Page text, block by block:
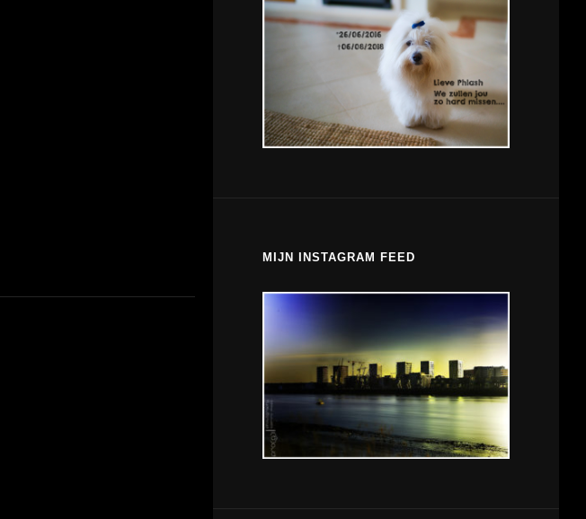
MIJN INSTAGRAM FEED